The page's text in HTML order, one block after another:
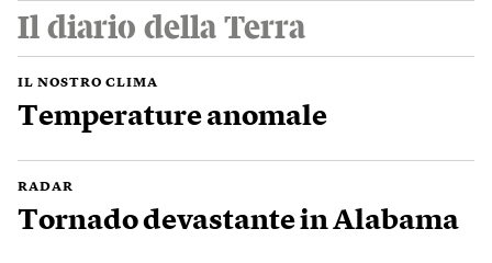
Il diario della Terra
IL NOSTRO CLIMA
Temperature anomale
RADAR
Tornado devastante in Alabama